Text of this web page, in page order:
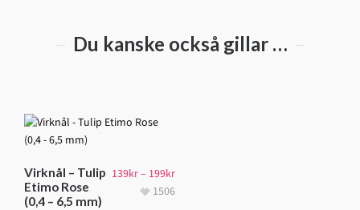
Du kanske också gillar …
Virknål – Tulip
Etimo Rose
(0,4 – 6,5 mm)
139kr– 199kr
1506